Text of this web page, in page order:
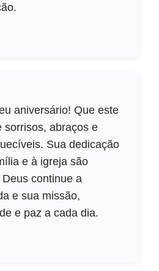
aniversário! Que este
sorrisos, abraços e
Sua dedicação
e à igreja são
continue a
e sua missão,
e paz a cada dia.